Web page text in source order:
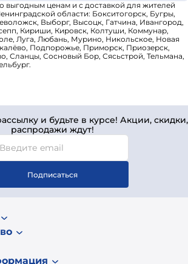
выгодным ценам и с доставкой для жителей
области: Бокситогорск, Бугры,
Выборг, Высоцк, Гатчина, Ивангород,
Кириши, Кировск, Колтуши, Коммунар,
Луга, Любань, Мурино, Никольское, Новая
Подпорожье, Приморск, Приозерск,
Сланцы, Сосновый Бор, Сясьстрой, Тельмана,
и будьте в курсе! Акции, скидки,
распродажи ждут!
Подписаться